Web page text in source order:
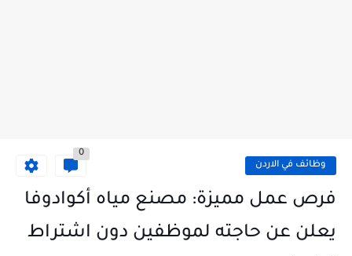
وظائف في الاردن
0
فرص عمل مميزة: مصنع مياه أكوادوفا
يعلن عن حاجته لموظفين دون اشتراط